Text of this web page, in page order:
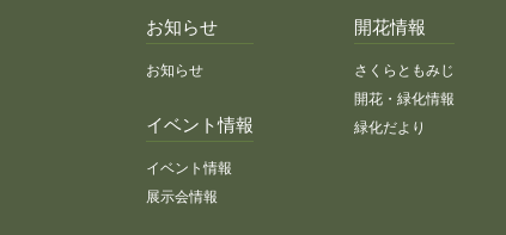
お知らせ
お知らせ
イベント情報
イベント情報
展示会情報
開花情報
さくらともみじ
開花・緑化情報
緑化だより